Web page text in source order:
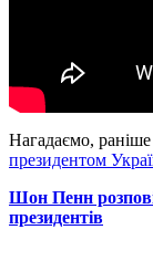
Нагадаємо, раніше
президентом
Шон Пенн
президентів